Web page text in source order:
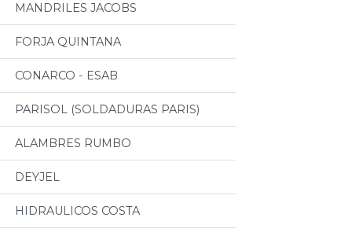
MANDRILES JACOBS
FORJA QUINTANA
CONARCO - ESAB
PARISOL (SOLDADURAS PARIS)
ALAMBRES RUMBO
DEYJEL
HIDRAULICOS COSTA